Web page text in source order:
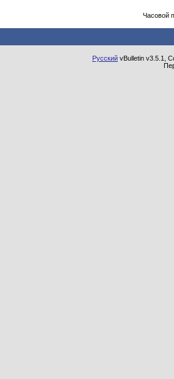
Часовой
Русский vBulletin v3.5.1,